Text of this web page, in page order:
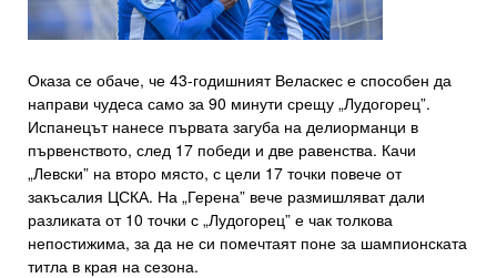
Оказа се обаче, че 43-годишният Веласкес е способен да
направи чудеса само за 90 минути срещу „Лудогорец”.
Испанецът нанесе първата загуба на делиорманци в
първенството, след 17 победи и две равенства. Качи
„Левски” на второ място, с цели 17 точки повече от
закъсалия ЦСКА. На „Герена” вече размишляват дали
разликата от 10 точки с „Лудогорец” е чак толкова
непостижима, за да не си помечтаят поне за шампионската
титла в края на сезона.